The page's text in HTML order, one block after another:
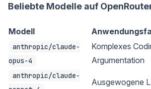
Beliebte Modelle auf
Modell
anthropic/claude-
opus-4
Komplexes
Argumentation
anthropic/claude-
Ausgewogene